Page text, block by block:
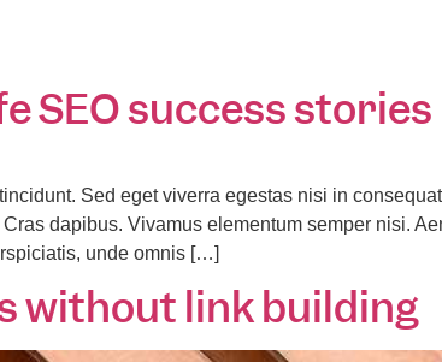
SEO success stories
Sed eget viverra egestas nisi in
dapibus. Vivamus elementum semper nisi.
unde omnis […]
without link building